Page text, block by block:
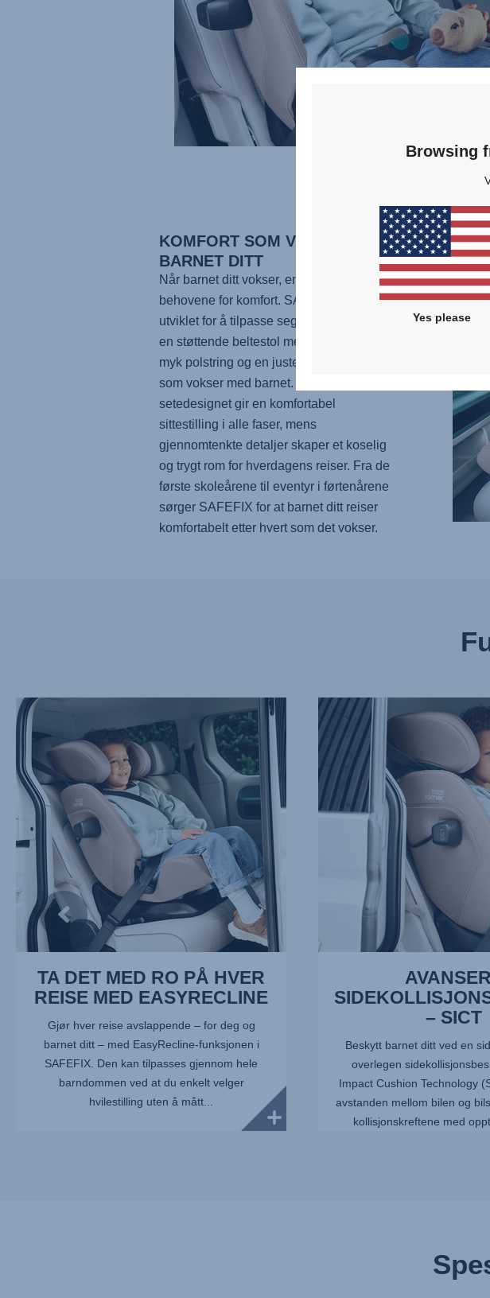
KOMFORT SOM VOKSER MED
BARNET DITT
Når barnet ditt vokser, endres også
behovene for komfort. SAFEFIX
utviklet for å tilpasse seg, og kombinerer
en støttende beltestol med ryggstøtte,
myk polstring og en justerbar hodestøtte
som vokser med barnet. Det ergonomiske
setedesignet gir en komfortabel
sittestilling i alle faser, mens
gjennomtenkte detaljer skaper et koselig
og trygt rom for hverdagens reiser. Fra de
første skoleårene til eventyr i førtenårene
sørger SAFEFIX for at barnet ditt reiser
komfortabelt etter hvert som det vokser.
TA
DET
RO
PÅ
HVER
REISE
MED
EASYRECLINE,
av
TA DET MED RO PÅ HVER
REISE MED EASYRECLINE
Gjør hver reise avslappende – for deg og
barnet ditt – med EasyRecline-funksjonen i
SAFEFIX. Den kan tilpasses gjennom hele
barndommen ved at du enkelt velger
hvilestilling uten å mått...
AVANSERT
SIDEKOLLISJONSBESKYTTELSE
–
SICT,
2
av
– SICT
Beskytt barnet ditt ved en
overlegen
Impact Cushion Technology
avstanden mellom bilen og
kollisjonskreftene med
Browsing
Yes please